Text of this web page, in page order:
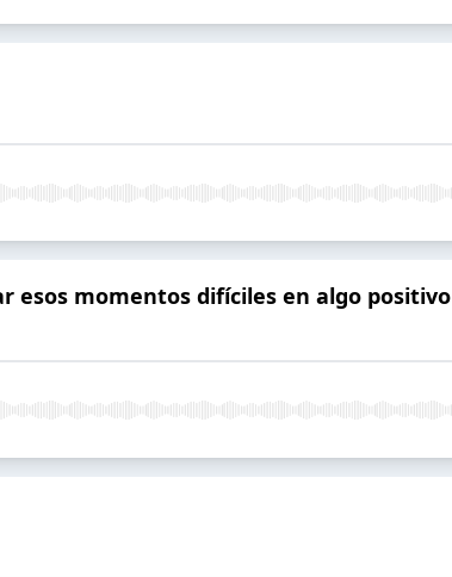
esos momentos difíciles en algo positivo